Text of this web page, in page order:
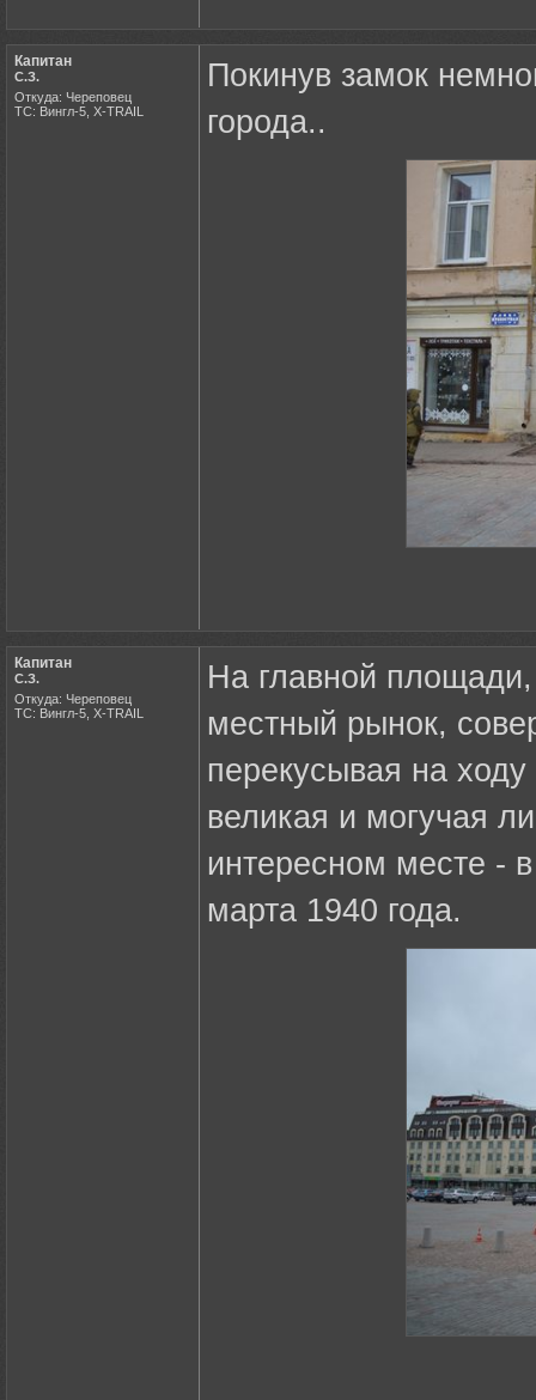
Капитан
С.З.
Откуда: Череповец
ТС: Вингл-5, X-TRAIL
Покинув замок
города..
Капитан
С.З.
Откуда: Череповец
ТС: Вингл-5, X-TRAIL
На главной
местный рынок,
перекусывая на
великая и могучая
интересном месте -
марта 1940 года.